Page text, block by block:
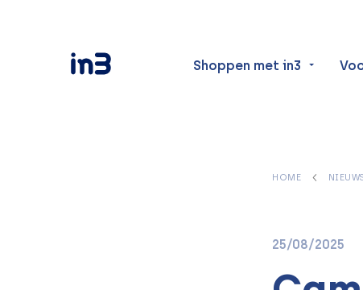
Shoppen met in3
HOME
25/08/2025